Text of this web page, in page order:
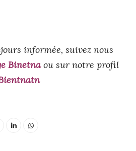
informée, suivez nous
Binetnaou sur notre profil